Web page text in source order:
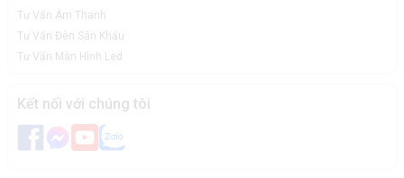
Tư Vấn Âm Thanh
Tư Vấn Đèn Sân Khấu
Tư Vấn Màn Hình Led
Kết nối với chúng tôi